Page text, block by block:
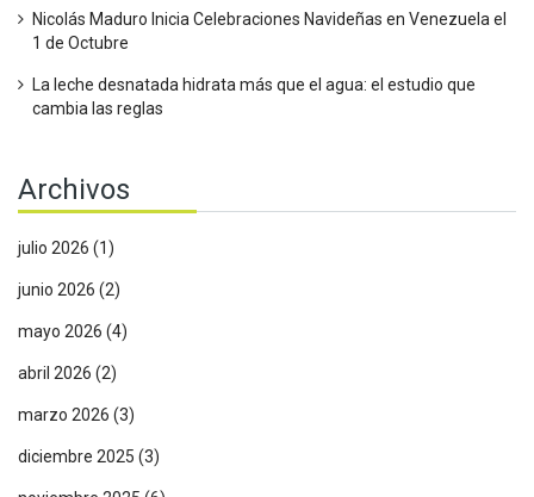
Nicolás Maduro Inicia Celebraciones Navideñas en Venezuela el
1 de Octubre
La leche desnatada hidrata más que el agua: el estudio que
cambia las reglas
Archivos
julio 2026 (1)
junio 2026 (2)
mayo 2026 (4)
abril 2026 (2)
marzo 2026 (3)
diciembre 2025 (3)